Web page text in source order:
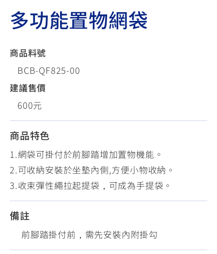
多功能置物網袋
商品料號
BCB-QF825-00
建議售價
600元
商品特色
1.網袋可掛付於前腳踏增加置物機能。
2.可收納安裝於坐墊內側,方便小物收納。
3.收束彈性繩拉起提袋，可成為手提袋。
備註
前腳踏掛付前，需先安裝內附掛勾